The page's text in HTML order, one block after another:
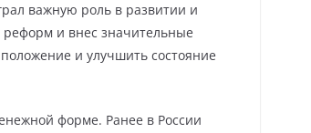
важную роль в развитии и
реформ и внес значительные
и улучшить состояние
форме. Ранее в России